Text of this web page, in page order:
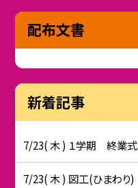
配布文書
新着記事
7/23( 木 ) １学期 終業式
7/23( 木 ) 図工(ひまわり)